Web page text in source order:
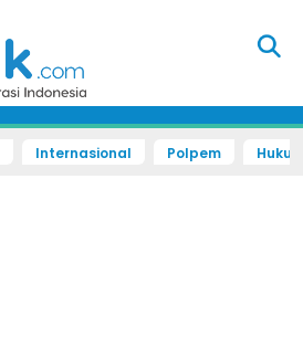
Internasional Polpem